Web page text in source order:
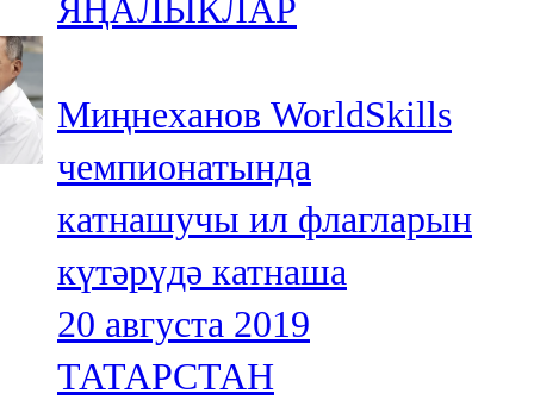
ЯҢАЛЫКЛАР
Миңнеханов WorldSkills
чемпионатында
катнашучы ил флагларын
күтәрүдә катнаша
20 августа 2019
ТАТАРСТАН